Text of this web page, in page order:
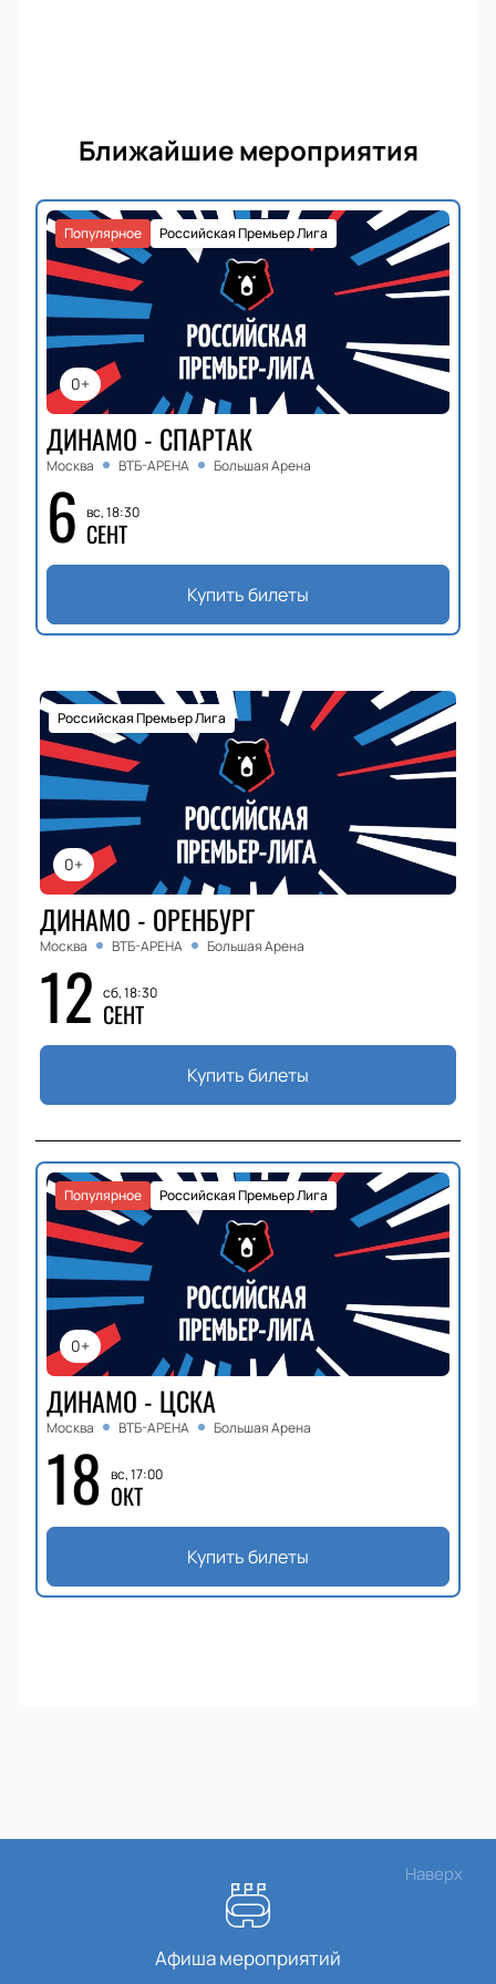
Ближайшие мероприятия
0+
Российская Премьер Лига
Популярное
ДИНАМО - СПАРТАК
Москва ВТБ-АРЕНА Большая Арена
6 вс, 18:30
СЕНТ
Купить билеты
0+
Российская Премьер Лига
ДИНАМО - ОРЕНБУРГ
Москва ВТБ-АРЕНА Большая Арена
12 сб, 18:30
СЕНТ
Купить билеты
0+
Российская Премьер Лига
Популярное
ДИНАМО - ЦСКА
Москва ВТБ-АРЕНА Большая Арена
18 вс, 17:00
ОКТ
Купить билеты
Наверх
Афиша мероприятий